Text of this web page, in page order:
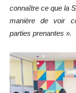
connaître ce que la
manière de voir
parties prenantes ».